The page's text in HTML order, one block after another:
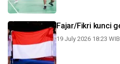
Fajar/Fikri kunci
19 July 2026 18:23 WIB